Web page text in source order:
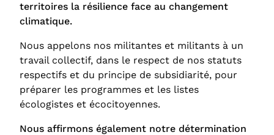
territoires la résilience face au changement
climatique.
Nous appelons nos militantes et militants à un
travail collectif, dans le respect de nos statuts
respectifs et du principe de subsidiarité, pour
préparer les programmes et les listes
écologistes et écocitoyennes.
Nous affirmons également notre détermination